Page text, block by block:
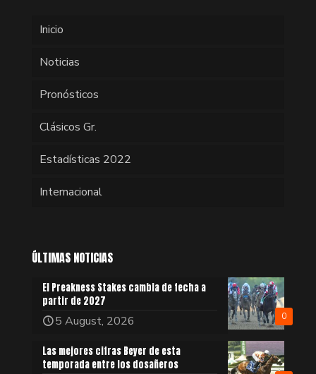
Inicio
Noticias
Pronósticos
Clásicos Gr.
Estadísticas 2022
Internacional
ÚLTIMAS NOTICIAS
0
El Preakness Stakes cambia de fecha a
partir de 2027
5 August, 2026
Las mejores cifras Beyer de esta
temporada entre los dosañeros